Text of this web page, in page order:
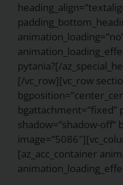
pytania?[/
[/vc_row][vc_row
bgattachment=”fixed”
shadow=”shadow-off”
[az_acc_container